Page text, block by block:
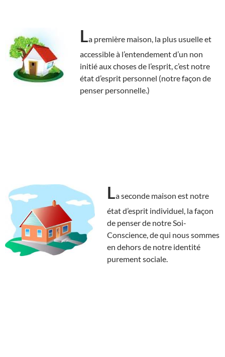
La première maison, la plus usuelle et
accessible à l’entendement d’un non
initié aux choses de l’esprit, c’est notre
état d’esprit personnel (notre façon de
penser personnelle.)
La seconde maison est notre
état d’esprit individuel, la façon
de penser de notre Soi-
Conscience, de qui nous sommes
en dehors de notre identité
purement sociale.